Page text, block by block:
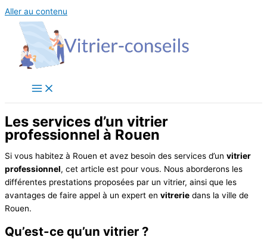
Aller au contenu
Les services d’un vitrier
professionnel à Rouen
Si vous habitez à Rouen et avez besoin des services d’un vitrier
professionnel, cet article est pour vous. Nous aborderons les
différentes prestations proposées par un vitrier, ainsi que les
avantages de faire appel à un expert en vitrerie dans la ville de
Rouen.
Qu’est-ce qu’un vitrier ?